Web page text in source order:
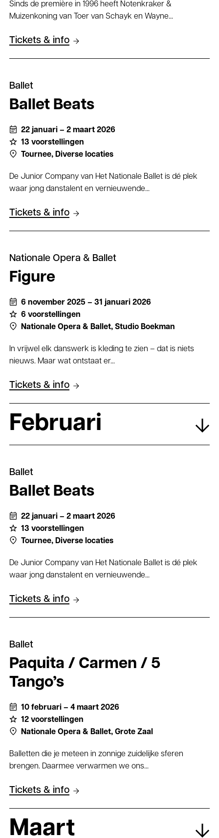
Sinds de première in 1996 heeft Notenkraker &
Muizenkoning van Toer van Schayk en Wayne...
Tickets & info
Ballet
Ballet Beats
22 januari – 2 maart 2026
13 voorstellingen
Tournee, Diverse locaties
De Junior Company van Het Nationale Ballet is dé plek
waar jong danstalent en vernieuwende...
Tickets & info
Nationale Opera & Ballet
Figure
6 november 2025 – 31 januari 2026
6 voorstellingen
Nationale Opera & Ballet, Studio Boekman
In vrijwel elk danswerk is kleding te zien – dat is niets
nieuws. Maar wat ontstaat er...
Tickets & info
Februari
Ballet
Ballet Beats
22 januari – 2 maart 2026
13 voorstellingen
Tournee, Diverse locaties
De Junior Company van Het Nationale Ballet is dé plek
waar jong danstalent en vernieuwende...
Tickets & info
Ballet
Paquita / Carmen / 5
Tango’s
10 februari – 4 maart 2026
12 voorstellingen
Nationale Opera & Ballet, Grote Zaal
Balletten die je meteen in zonnige zuidelijke sferen
brengen. Daarmee verwarmen we ons...
Tickets & info
Maart